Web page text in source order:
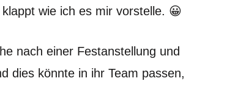
wie ich es mir vorstelle. 😀
nach einer Festanstellung und
dies könnte in ihr Team passen,